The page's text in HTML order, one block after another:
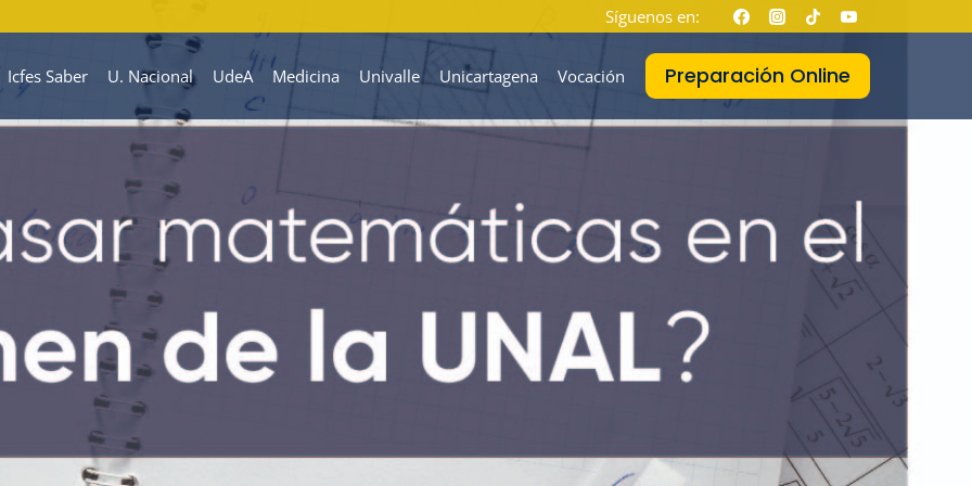
Síguenos en:
Icfes Saber U. Nacional UdeA Medicina Univalle Unicartagena Vocación Preparación Online